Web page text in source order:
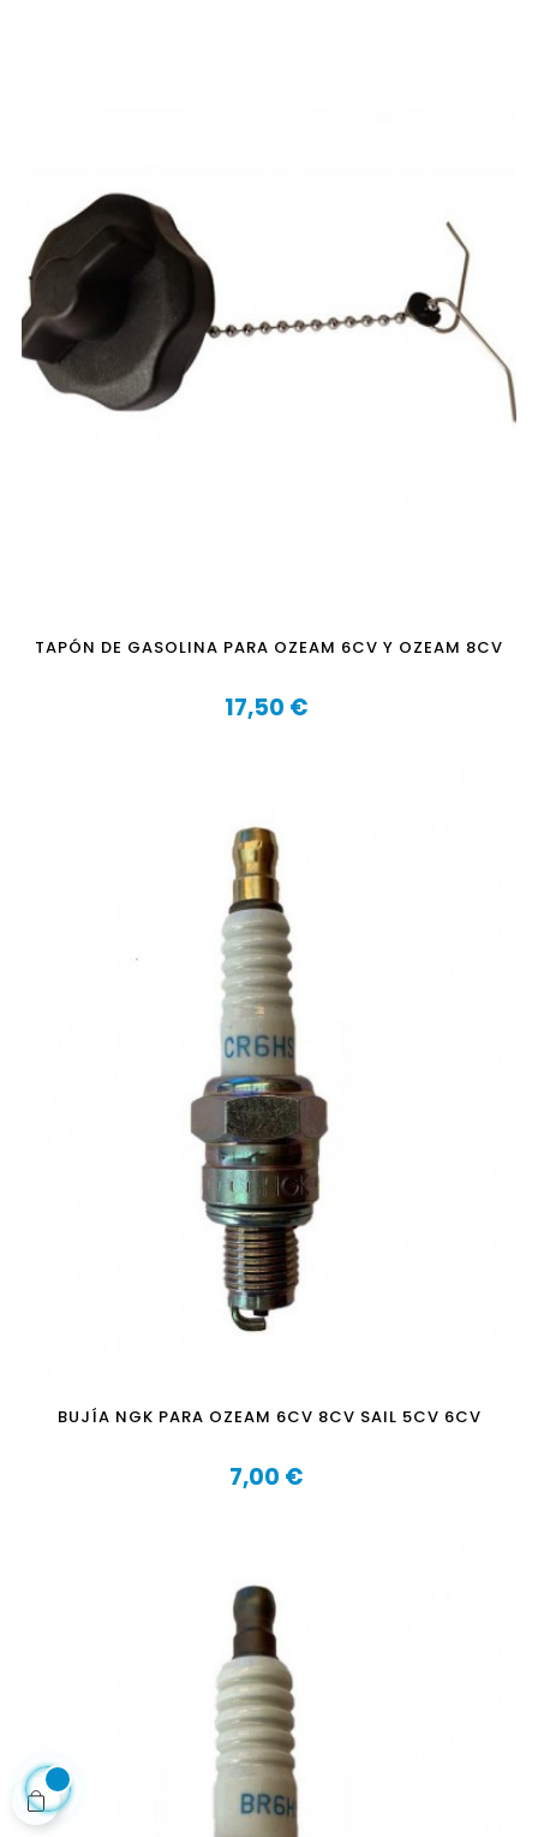
TAPÓN DE GASOLINA PARA OZEAM 6CV Y OZEAM 8CV
Precio
17,50 €
BUJÍA NGK PARA OZEAM 6CV 8CV SAIL 5CV 6CV
Precio
7,00 €